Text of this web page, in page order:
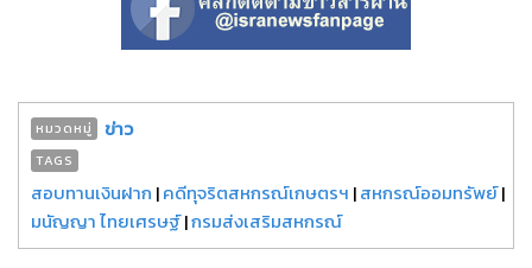
หมวดหมู่ ข่าว
TAGS
สอบทานเงินฝาก |คดีทุจริตสหกรณ์เกษตรฯ |สหกรณ์ออมทรัพย์|
มนัญญา ไทยเศรษฐ์|กรมส่งเสริมสหกรณ์